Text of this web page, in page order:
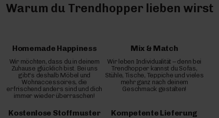
Warum du Trendhopper lieben wirst
Homemade Happiness
Wir möchten, dass du in deinem
Zuhause glücklich bist. Bei uns
gibt's deshalb Möbel und
Wohnaccessoires, die
erfrischend anders sind und dich
immer wieder überraschen!
Mix & Match
Wir leben Individualität – denn bei
Trendhopper kannst du Sofas,
Stühle, Tische, Teppiche und vieles
mehr ganz nach deinem
Geschmack gestalten!
Kostenlose Stoffmuster Kompetente Lieferung